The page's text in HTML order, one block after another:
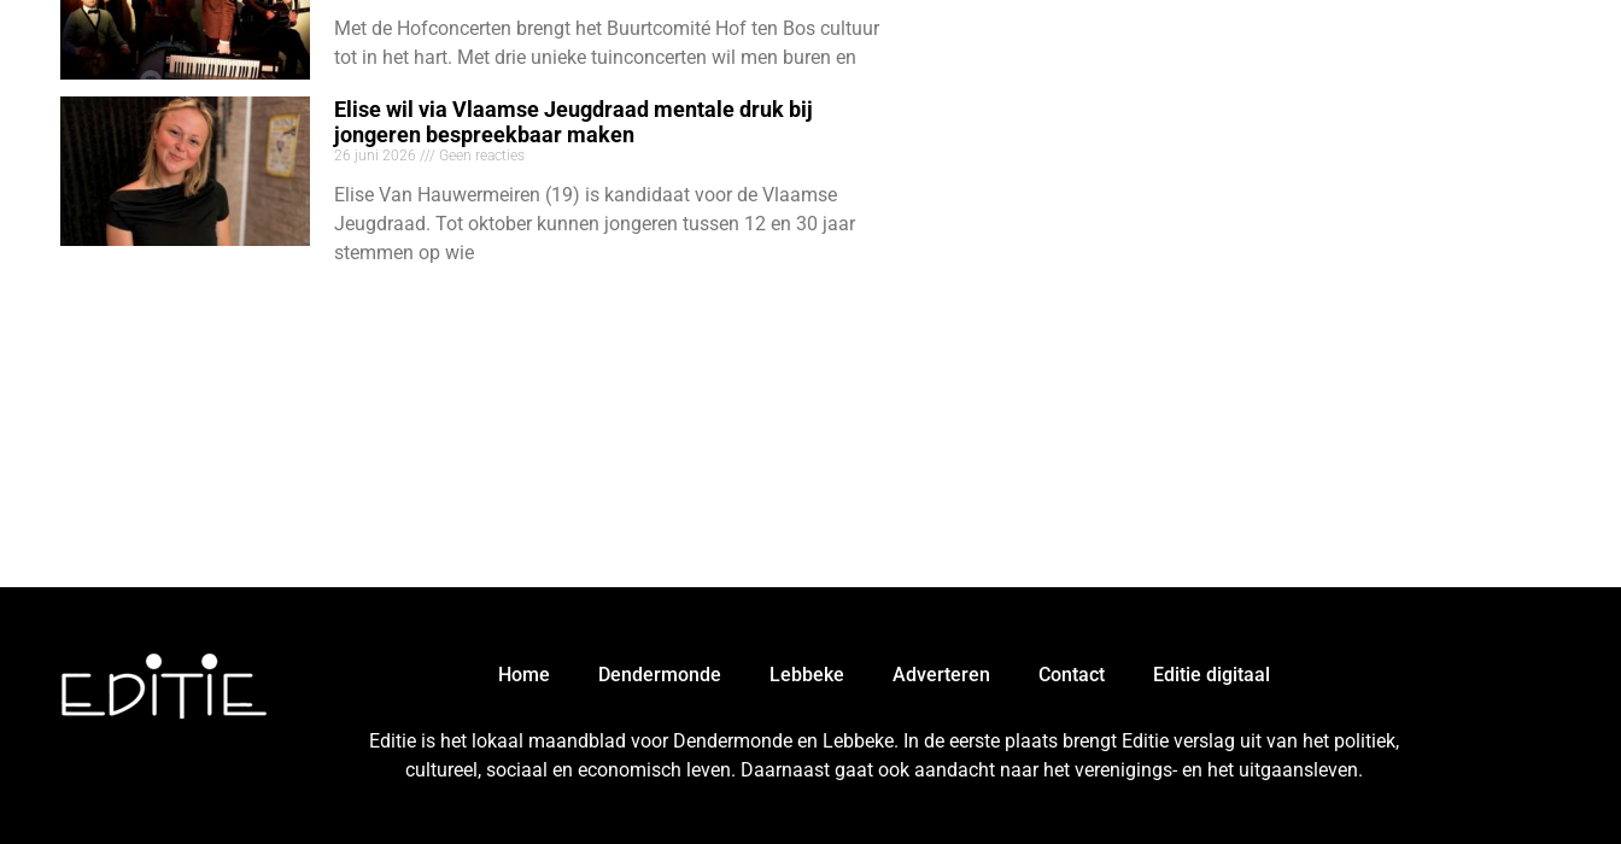
Met de Hofconcerten brengt het Buurtcomité Hof ten Bos cultuur
tot in het hart. Met drie unieke tuinconcerten wil men buren en
Elise wil via Vlaamse Jeugdraad mentale druk bij
jongeren bespreekbaar maken
26 juni 2026 Geen reacties
Elise Van Hauwermeiren (19) is kandidaat voor de Vlaamse
Jeugdraad. Tot oktober kunnen jongeren tussen 12 en 30 jaar
stemmen op wie
Home Dendermonde Lebbeke Adverteren Contact Editie digitaal
Editie is het lokaal maandblad voor Dendermonde en Lebbeke. In de eerste plaats brengt Editie verslag uit van het politiek,
cultureel, sociaal en economisch leven. Daarnaast gaat ook aandacht naar het verenigings- en het uitgaansleven.